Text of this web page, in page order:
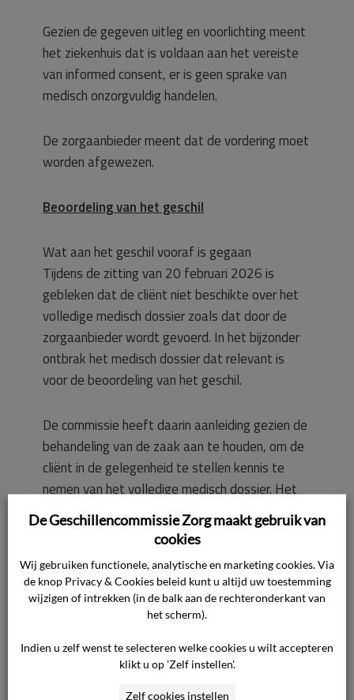
Gezien de gegeven uitleg en voorlichting meent
het ziekenhuis dat is voldaan aan het vereiste
van informed consent, er is geen sprake van
medisch onzorgvuldig handelen.
De zorgaanbieder meent dat de vordering moet
worden afgewezen.
Beoordeling van het geschil
Wat aan het geschil vooraf is gegaan
Tijdens de zitting van 20 februari 2026 is
gebleken dat de cliënt niet beschikte over het
volledige medisch dossier zoals dat door de
zorgaanbieder wordt gevoerd. In het bijzonder
ontbrak het medisch dossier dat relevant is
voor de beoordeling van het geschil.
De commissie heeft daarin aanleiding gezien de
behandeling van de zaak aan te houden, om de
cliënt in de gelegenheid te stellen kennis te
nemen van het volledige medisch dossier. Het
desbetreffende dossier is vervolgens alsnog
aan de cliënt verstrekt. Hierna heeft op 7 april
behandeling plaatsgevonden.
Verzoek tot aanhouding
Ter zitting van 7 april 2026 heeft de cliënt naar
voren gebracht dat hij vermoedt dat het
De Geschillencommissie Zorg maakt gebruik van
cookies
Wij gebruiken functionele, analytische en marketing cookies. Via
de knop Privacy & Cookies beleid kunt u altijd uw toestemming
wijzigen of intrekken (in de balk aan de rechteronderkant van
het scherm).
Indien u zelf wenst te selecteren welke cookies u wilt accepteren
klikt u op 'Zelf instellen'.
Zelf cookies instellen